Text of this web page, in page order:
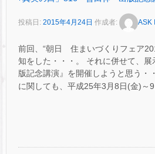
投稿日: 2015年4月24日 作成者: ASK
前回、“朝日 住まいづくりフェア
知をした・・・。 それに併せて、展
版記念講演』を開催しようと思う・
に関しても、平成25年3月8日(金)～